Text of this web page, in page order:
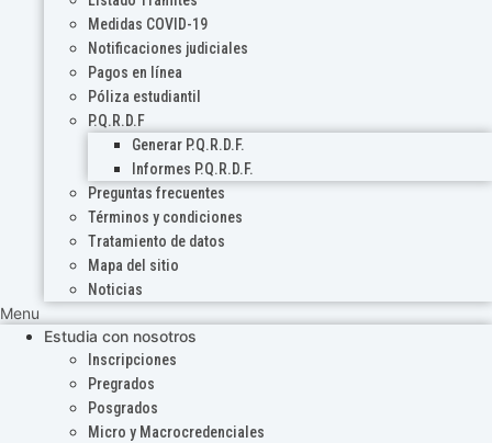
Medidas COVID-19
Notificaciones judiciales
Pagos en línea
Póliza estudiantil
P.Q.R.D.F
Generar P.Q.R.D.F.
Informes P.Q.R.D.F.
Preguntas frecuentes
Términos y condiciones
Tratamiento de datos
Mapa del sitio
Noticias
Menu
Estudia con nosotros
Inscripciones
Pregrados
Posgrados
Micro y Macrocredenciales